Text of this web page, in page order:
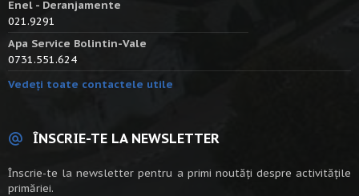
Enel - Deranjamente
021.9291
Apa Service Bolintin-Vale
0731.551.624
Vedeți toate contactele utile
ÎNSCRIE-TE LA NEWSLETTER
Înscrie-te la newsletter pentru a primi noutăți despre activitățile
primăriei.